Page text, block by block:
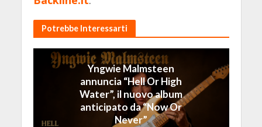
Potrebbe Interessarti
Yngwie Malmsteen
annuncia “Hell Or High
Water”, il nuovo album
anticipato da “Now Or
Never”